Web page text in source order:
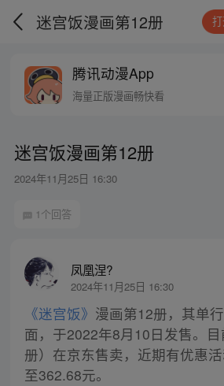
迷宫饭漫画第12册
腾讯动漫App
海量正版漫画畅快看
迷宫饭漫画第12册
2024年11月25日 16:30
1个回答
凤凰涅?
2024年11月25日 16:30
《迷宫饭》 漫画第12册，其单
面，于2022年8月10日发售。
册）在京东售卖，近期有优惠
至362.68元。